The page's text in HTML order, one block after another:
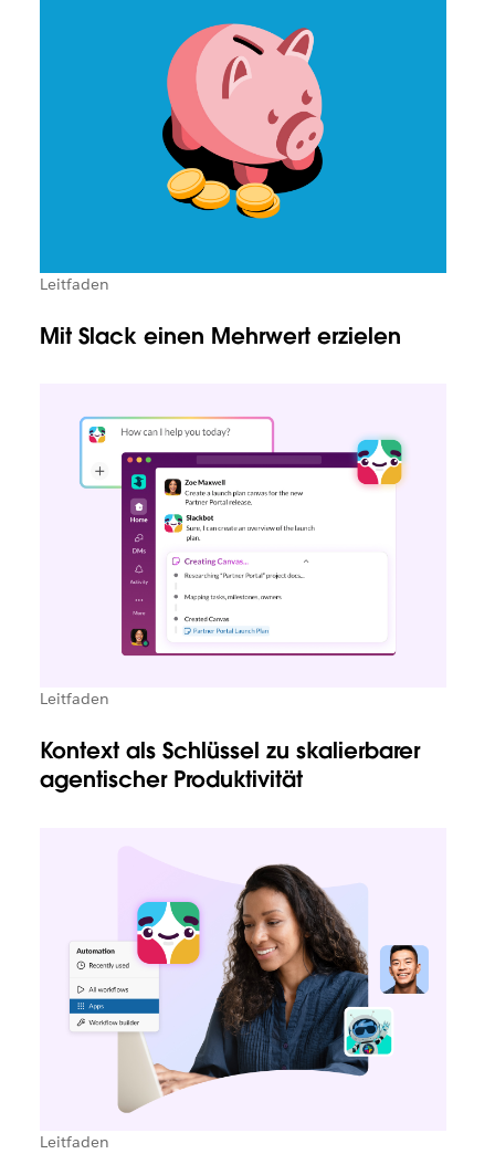
Leitfaden
Mit Slack einen Mehrwert erzielen
Leitfaden
Kontext als Schlüssel zu skalierbarer
agentischer Produktivität
Leitfaden